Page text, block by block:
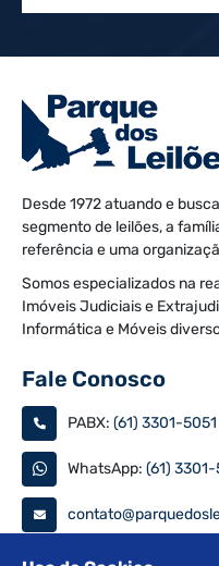
Desde 1972 atuando e
segmento de leilões, a
referência e uma
Somos especializados na
Imóveis Judiciais e
Informática e Móveis
Fale Conosco
PABX: (61) 3301-5051
WhatsApp: (61) 3301-